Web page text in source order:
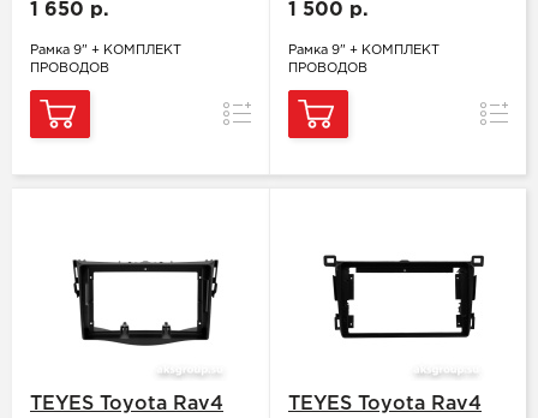
1 650 р.
Рамка 9" + КОМПЛЕКТ
ПРОВОДОВ
Сравнение
1 500 р.
Рамка 9" + КОМПЛЕКТ
ПРОВОДОВ
TEYES Toyota Rav4
TEYES Toyota Rav4